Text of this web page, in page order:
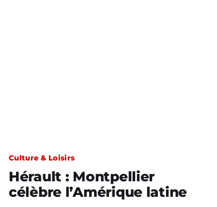
Culture & Loisirs
Hérault : Montpellier
célèbre l’Amérique latine